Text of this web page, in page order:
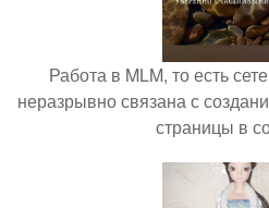
Работа в MLM, то есть
неразрывно связана с
страницы в